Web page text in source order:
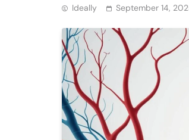
Ideally September 14,